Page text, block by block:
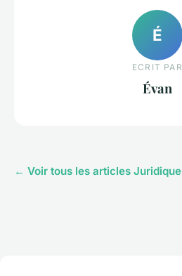
É
ECRIT PAR
Évan
← Voir tous les articles Juridique